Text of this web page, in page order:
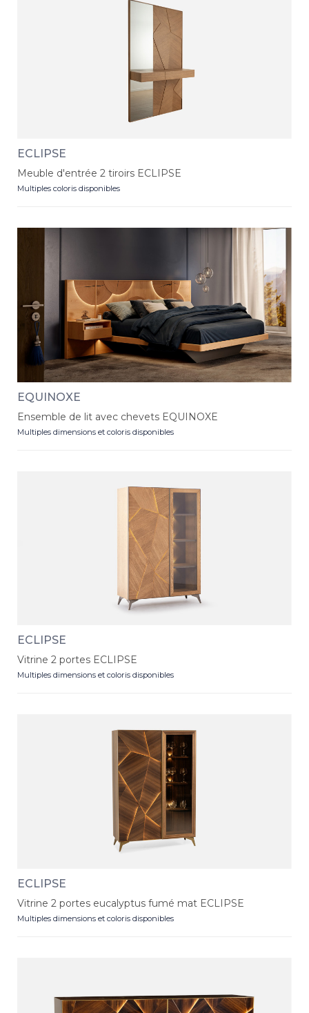
ECLIPSE
Meuble d'entrée 2 tiroirs ECLIPSE
Multiples coloris disponibles
EQUINOXE
Ensemble de lit avec chevets EQUINOXE
Multiples dimensions et coloris disponibles
ECLIPSE
Vitrine 2 portes ECLIPSE
Multiples dimensions et coloris disponibles
ECLIPSE
Vitrine 2 portes eucalyptus fumé mat ECLIPSE
Multiples dimensions et coloris disponibles